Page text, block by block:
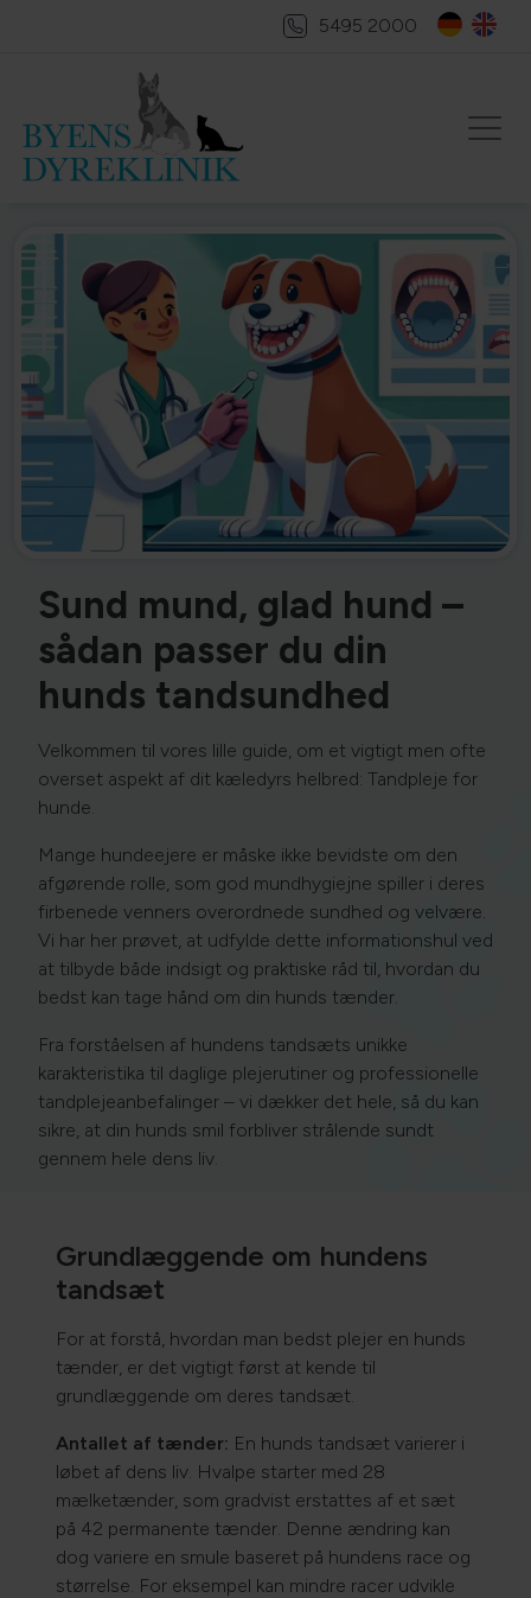
5495 2000
Sund mund, glad hund –
sådan passer du din
hunds tandsundhed
Velkommen til vores lille guide, om et vigtigt men ofte
overset aspekt af dit kæledyrs helbred: Tandpleje for
hunde.
Mange hundeejere er måske ikke bevidste om den
afgørende rolle, som god mundhygiejne spiller i deres
firbenede venners overordnede sundhed og velvære.
Vi har her prøvet, at udfylde dette informationshul ved
at tilbyde både indsigt og praktiske råd til, hvordan du
bedst kan tage hånd om din hunds tænder.
Fra forståelsen af hundens tandsæts unikke
karakteristika til daglige plejerutiner og professionelle
tandplejeanbefalinger – vi dækker det hele, så du kan
sikre, at din hunds smil forbliver strålende sundt
gennem hele dens liv.
Grundlæggende om hundens
tandsæt
For at forstå, hvordan man bedst plejer en hunds
tænder, er det vigtigt først at kende til
grundlæggende om deres tandsæt.
Antallet af tænder: En hunds tandsæt varierer i
løbet af dens liv. Hvalpe starter med 28
mælketænder, som gradvist erstattes af et sæt
på 42 permanente tænder. Denne ændring kan
dog variere en smule baseret på hundens race og
størrelse. For eksempel kan mindre racer udvikle